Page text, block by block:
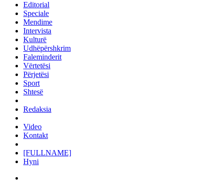
Editorial
Speciale
Mendime
Intervista
Kulturë
Udhëpërshkrim
Faleminderit
Vërtetësi
Përjetësi
Sport
Shtesë
Redaksia
Video
Kontakt
[FULLNAME]
Hyni